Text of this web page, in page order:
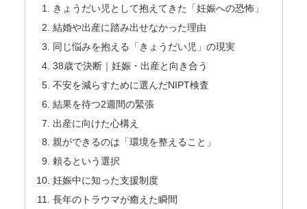
きょうだい児として抱えてきた「妊娠への恐怖」
結婚や出産に踏み出せなかった理由
同じ悩みを抱える「きょうだい児」の現実
38歳で決断｜妊娠・出産と向き合う
不安を減らすために選んだNIPT検査
結果を待つ2週間の緊張
出産に向けた心構え
親ができるのは「環境を整えること」
頼るという選択
妊娠中に知った支援制度
長年のトラウマが癒えた瞬間